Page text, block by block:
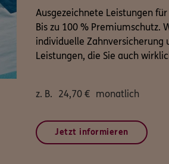
Ausgezeichnete Leistungen
Bis zu 100 % Premiumschutz.
individuelle Zahnversicherung
Leistungen, die Sie auch
z. B. 24,70 € monatlich
Jetzt informieren